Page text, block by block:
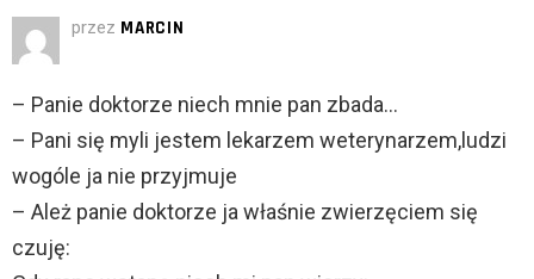
przez MARCIN
– Panie doktorze niech mnie pan zbada…
– Pani się myli jestem lekarzem weterynarzem,ludzi
wogóle ja nie przyjmuje
– Ależ panie doktorze ja właśnie zwierzęciem się
czuję: